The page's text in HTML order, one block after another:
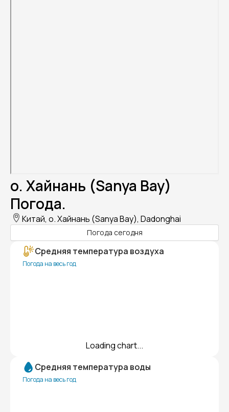
о. Хайнань (Sanya Bay)
Погода.
Китай, о. Хайнань (Sanya Bay), Dadonghai
Погода сегодня
Средняя температура воздуха
Погода на весь год
Loading chart...
Средняя температура воды
Погода на весь год